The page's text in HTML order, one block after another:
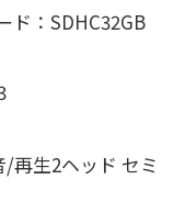
ド：SDHC32GB
再生2ヘッド セミ